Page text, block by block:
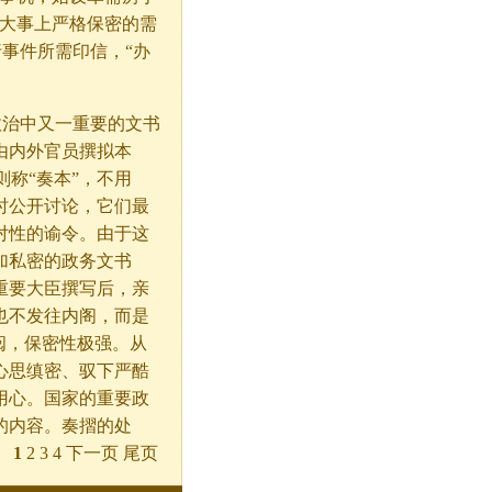
事上严格保密的需
件所需印信，“办
中又一重要的文书
外官员撰拟本
称“奏本”，不用
公开讨论，它们最
性的谕令。由于这
私密的政务文书
大臣撰写后，亲
不发往内阁，而是
保密性极强。从
思缜密、驭下严酷
心。国家的重要政
内容。奏摺的处
1 2 3 4 下一页 尾页